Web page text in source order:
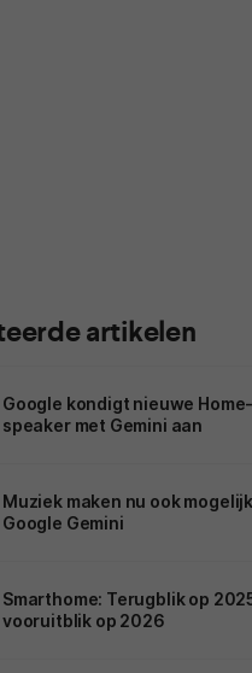
artikelen
Google kondigt nieuwe Home-
speaker met Gemini aan
Muziek maken nu ook
Google Gemini
Smarthome: Terugblik op
vooruitblik op 2026